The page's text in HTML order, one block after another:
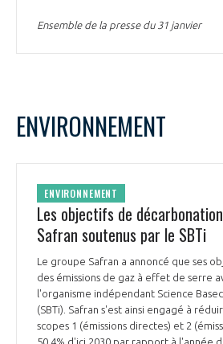
Ensemble de la presse du 31 janvier
ENVIRONNEMENT
ENVIRONNEMENT
Les objectifs de
Safran soutenus par le SBTi
Le groupe Safran a annoncé que ses
des émissions de gaz à effet de serre
l'organisme indépendant Science
(SBTi). Safran s'est ainsi engagé à
scopes 1 (émissions directes) et 2
50,4% d'ici 2030 par rapport à l'année